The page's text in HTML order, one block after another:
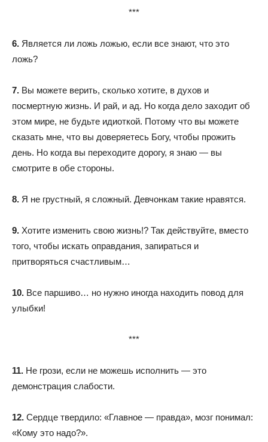
***
6. Является ли ложь ложью, если все знают, что это
ложь?
7. Вы можете верить, сколько хотите, в духов и
посмертную жизнь. И рай, и ад. Но когда дело заходит об
этом мире, не будьте идиоткой. Потому что вы можете
сказать мне, что вы доверяетесь Богу, чтобы прожить
день. Но когда вы переходите дорогу, я знаю — вы
смотрите в обе стороны.
8. Я не грустный, я сложный. Девчонкам такие нравятся.
9. Хотите изменить свою жизнь!? Так действуйте, вместо
того, чтобы искать оправдания, запираться и
притворяться счастливым…
10. Все паршиво… но нужно иногда находить повод для
улыбки!
***
11. Не грози, если не можешь исполнить — это
демонстрация слабости.
12. Сердце твердило: «Главное — правда», мозг понимал:
«Кому это надо?».